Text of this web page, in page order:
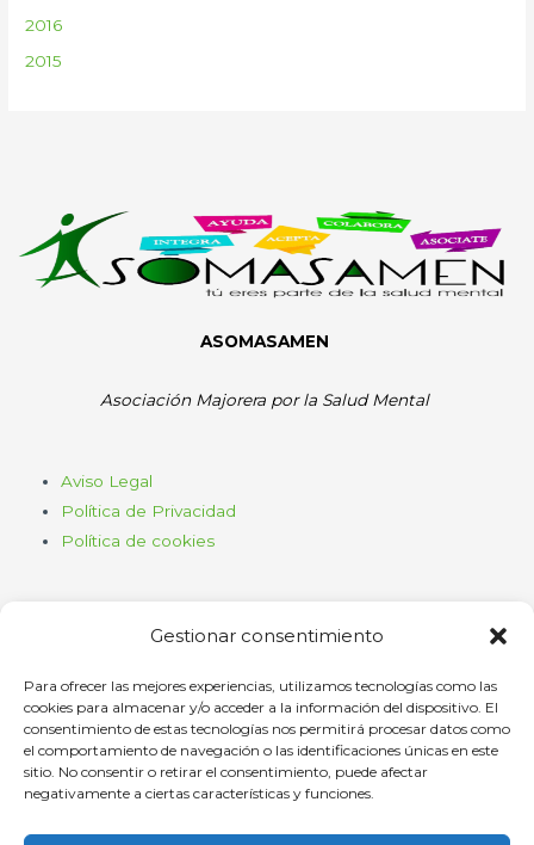
Gestionar consentimiento
Para ofrecer las mejores experiencias, utilizamos tecnologías como las
cookies para almacenar y/o acceder a la información del dispositivo. El
consentimiento de estas tecnologías nos permitirá procesar datos como
el comportamiento de navegación o las identificaciones únicas en este
sitio. No consentir o retirar el consentimiento, puede afectar
negativamente a ciertas características y funciones.
2016
2015
ASOMASAMEN
Asociación Majorera por la Salud Mental
Aviso Legal
Política de Privacidad
Política de cookies
Haz clic para aceptar cookies de
marketing y permitir este contenido